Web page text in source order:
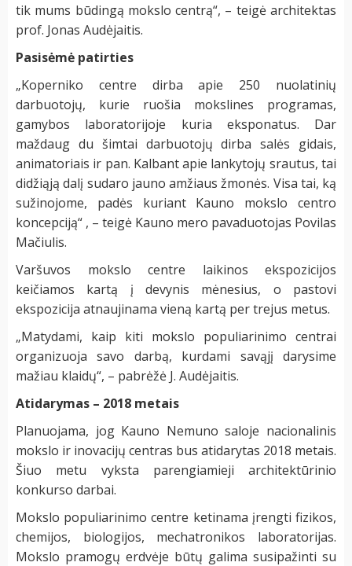
tik mums būdingą mokslo centrą“, – teigė architektas
prof. Jonas Audėjaitis.
Pasisėmė patirties
„Koperniko centre dirba apie 250 nuolatinių
darbuotojų, kurie ruošia mokslines programas,
gamybos laboratorijoje kuria eksponatus. Dar
maždaug du šimtai darbuotojų dirba salės gidais,
animatoriais ir pan. Kalbant apie lankytojų srautus, tai
didžiąją dalį sudaro jauno amžiaus žmonės. Visa tai, ką
sužinojome, padės kuriant Kauno mokslo centro
koncepciją“ , – teigė Kauno mero pavaduotojas Povilas
Mačiulis.
Varšuvos mokslo centre laikinos ekspozicijos
keičiamos kartą į devynis mėnesius, o pastovi
ekspozicija atnaujinama vieną kartą per trejus metus.
„Matydami, kaip kiti mokslo populiarinimo centrai
organizuoja savo darbą, kurdami savąjį darysime
mažiau klaidų“, – pabrėžė J. Audėjaitis.
Atidarymas – 2018 metais
Planuojama, jog Kauno Nemuno saloje nacionalinis
mokslo ir inovacijų centras bus atidarytas 2018 metais.
Šiuo metu vyksta parengiamieji architektūrinio
konkurso darbai.
Mokslo populiarinimo centre ketinama įrengti fizikos,
chemijos, biologijos, mechatronikos laboratorijas.
Mokslo pramogų erdvėje būtų galima susipažinti su